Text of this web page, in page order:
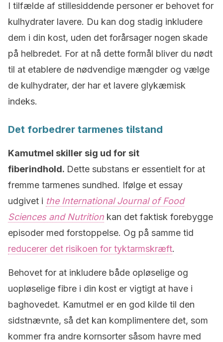
I tilfælde af stillesiddende personer er behovet for
kulhydrater lavere. Du kan dog stadig inkludere
dem i din kost, uden det forårsager nogen skade
på helbredet. For at nå dette formål bliver du nødt
til at etablere de nødvendige mængder og vælge
de kulhydrater, der har et lavere glykæmisk
indeks.
Det forbedrer tarmenes tilstand
Kamutmel skiller sig ud for sit
fiberindhold. Dette substans er essentielt for at
fremme tarmenes sundhed. Ifølge et essay
udgivet i the International Journal of Food
Sciences and Nutrition kan det faktisk forebygge
episoder med forstoppelse. Og på samme tid
reducerer det risikoen for tyktarmskræft.
Behovet for at inkludere både opløselige og
uopløselige fibre i din kost er vigtigt at have i
baghovedet. Kamutmel er en god kilde til den
sidstnævnte, så det kan komplimentere det, som
kommer fra andre kornsorter såsom havre med